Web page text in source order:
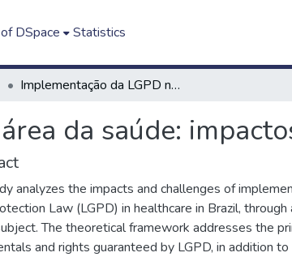
DSpace Statistics
Implementação da LGPD na área da saúde: impactos e desafios
da saúde:
analyzes the impacts and challenges of
Law (LGPD) in healthcare in Brazil,
The theoretical framework addresses the
and rights guaranteed by LGPD, in addition